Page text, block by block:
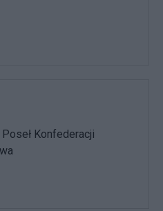
Konfederacji